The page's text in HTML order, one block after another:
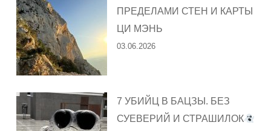
ПРЕДЕЛАМИ СТЕН И КАРТЫ
ЦИ МЭНЬ
03.06.2026
7 УБИЙЦ В БАЦЗЫ. БЕЗ
СУЕВЕРИЙ И СТРАШИЛОК